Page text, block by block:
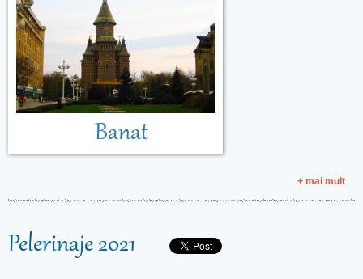
Banat
+ mai mult
Pelerinaje 2021